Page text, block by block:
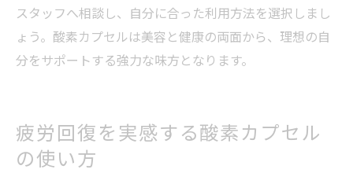
スタッフへ相談し、自分に合った利用方法を選択しまし
ょう。酸素カプセルは美容と健康の両面から、理想の自
分をサポートする強力な味方となります。
疲労回復を実感する酸素カプセル
の使い方